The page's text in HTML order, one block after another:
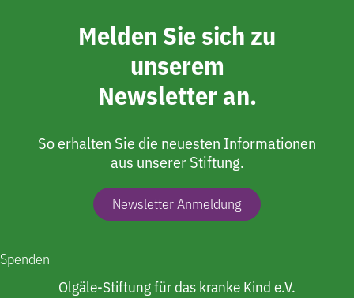
Melden Sie sich zu
unserem
Newsletter an.
So erhalten Sie die neuesten Informationen
aus unserer Stiftung.
Newsletter Anmeldung
Spenden
Olgäle-Stiftung für das kranke Kind e.V.